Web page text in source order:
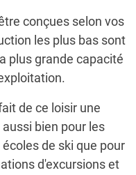
conçues selon vos
les plus bas sont
plus grande capacité
de ce loisir une
bien pour les
de ski que pour
d'excursions et